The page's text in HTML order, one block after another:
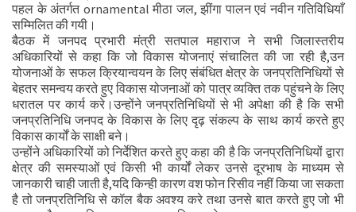
पहल के अंतर्गत ornamental मीठा जल, झींगा पालन एवं नवीन गतिविधियाँ
सम्मिलित की गयी।
बैठक में जनपद प्रभारी मंत्री सतपाल महाराज ने सभी जिलास्तरीय
अधिकारियों से कहा कि जो विकास योजनाएं संचालित की जा रही है,उन
योजनाओं के सफल क्रियान्वयन के लिए संबंधित क्षेत्र के जनप्रतिनिधियों से
बेहतर समन्वय करते हुए विकास योजनाओं को पात्र व्यक्ति तक पहुंचने के लिए
धरातल पर कार्य करे।उन्होंने जनप्रतिनिधियों से भी अपेक्षा की है कि सभी
जनप्रतिनिधि जनपद के विकास के लिए दृढ़ संकल्प के साथ कार्य करते हुए
विकास कार्यों के साक्षी बने।
उन्होंने अधिकारियों को निर्देशित करते हुए कहा की है कि जनप्रतिनिधियों द्वारा
क्षेत्र की समस्याओं एवं किसी भी कार्यों लेकर उनसे दूरभाष के माध्यम से
जानकारी चाही जाती है,यदि किन्ही कारण वश फोन रिसीव नहीं किया जा सकता
है तो जनप्रतिनिधि से कॉल बैक अवश्य करे तथा उनसे बात करते हुए जो भी